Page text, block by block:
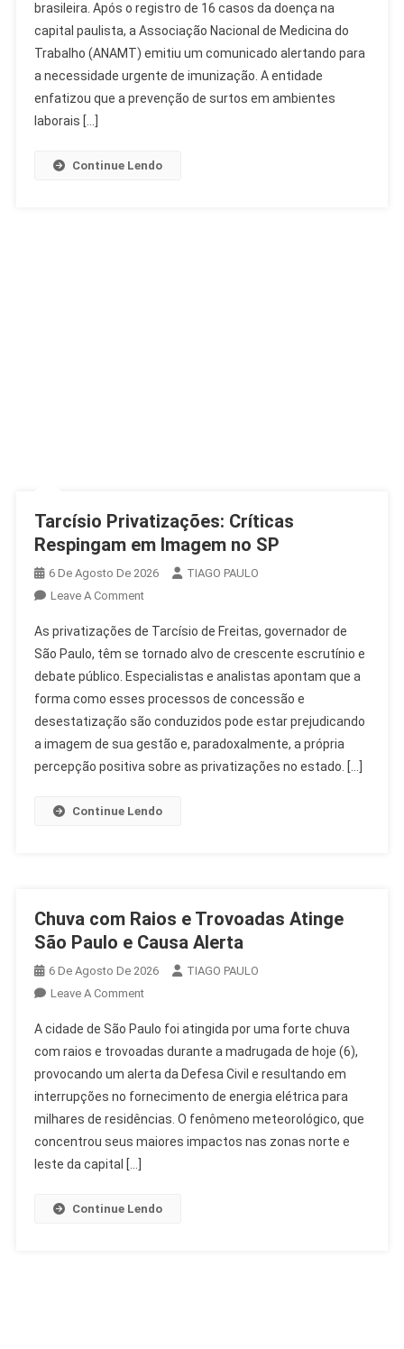
Vacinação
Sarampo
De
Trabalhadores
brasileira. Após o registro de 16 casos da doença na
capital paulista, a Associação Nacional de Medicina do
Trabalho (ANAMT) emitiu um comunicado alertando para
a necessidade urgente de imunização. A entidade
enfatizou que a prevenção de surtos em ambientes
laborais […]
Continue Lendo
Tarcísio Privatizações: Críticas
Respingam em Imagem no SP
6 De Agosto De 2026
TIAGO PAULO
Leave A CommentOn
Privatizações:
Críticas
Respingam
Em
Imagem
No
As privatizações de Tarcísio de Freitas, governador de
São Paulo, têm se tornado alvo de crescente escrutínio e
debate público. Especialistas e analistas apontam que a
forma como esses processos de concessão e
desestatização são conduzidos pode estar prejudicando
a imagem de sua gestão e, paradoxalmente, a própria
percepção positiva sobre as privatizações no estado. […]
Continue Lendo
Chuva com Raios e Trovoadas Atinge
São Paulo e Causa Alerta
6 De Agosto De 2026
TIAGO PAULO
Leave A CommentOn
Com
Raios
E
Trovoadas
Atinge
São
A cidade de São Paulo foi atingida por uma forte chuva
com raios e trovoadas durante a madrugada de hoje (6),
provocando um alerta da Defesa Civil e resultando em
interrupções no fornecimento de energia elétrica para
milhares de residências. O fenômeno meteorológico, que
concentrou seus maiores impactos nas zonas norte e
leste da capital […]
Continue Lendo